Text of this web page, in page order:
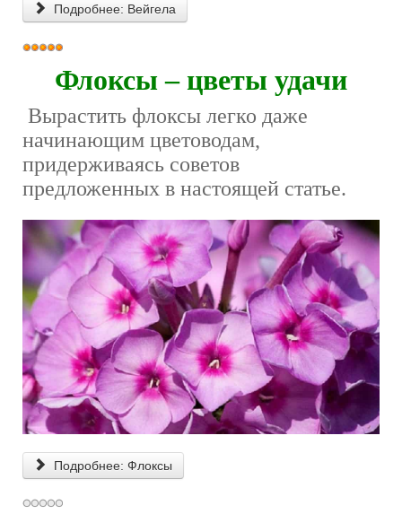
Подробнее: Вейгела
Рейтинг:
Флоксы – цветы удачи
Вырастить флоксы легко даже
начинающим цветоводам,
придерживаясь советов
предложенных в настоящей статье.
Подробнее: Флоксы